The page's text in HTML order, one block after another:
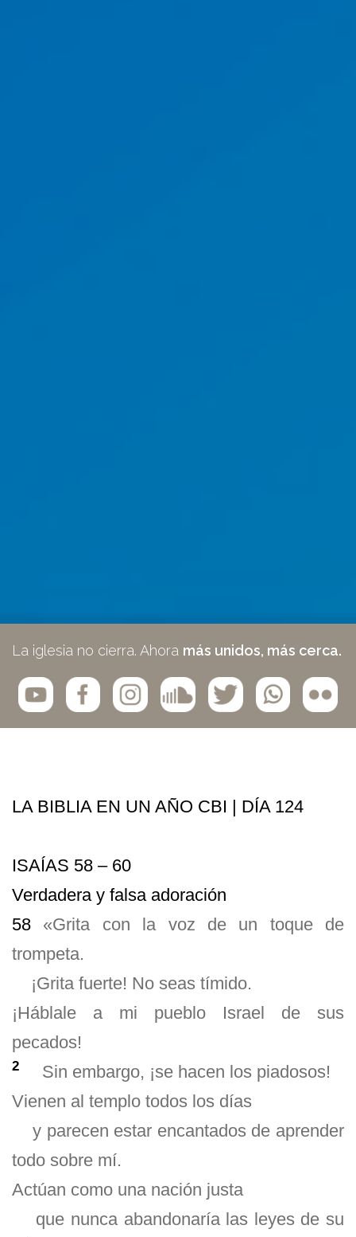
La iglesia no cierra. Ahora más unidos, más cerca.
LA BIBLIA EN UN AÑO CBI | DÍA 124
ISAÍAS 58 – 60
Verdadera y falsa adoración
58 «Grita con la voz de un toque de
trompeta.
¡Grita fuerte! No seas tímido.
¡Háblale a mi pueblo Israel de sus
pecados!
2
Sin embargo, ¡se hacen los piadosos!
Vienen al templo todos los días
y parecen estar encantados de aprender
todo sobre mí.
Actúan como una nación justa
que nunca abandonaría las leyes de su